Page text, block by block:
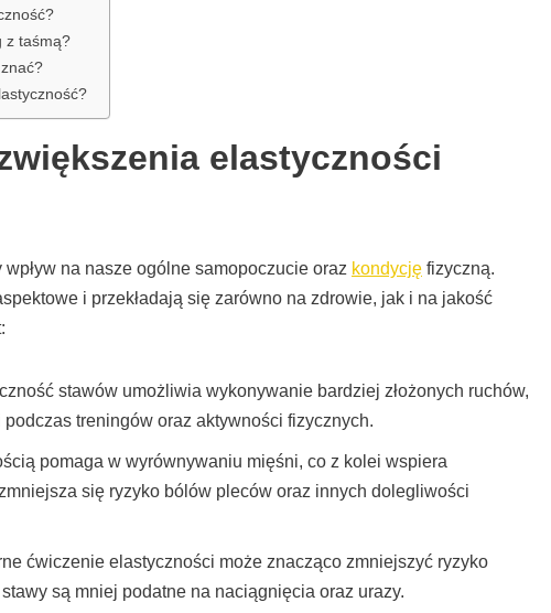
z taśmą?
elastyczności
na nasze ogólne samopoczucie oraz kondycję fizyczną.
i przekładają się zarówno na zdrowie, jak i na jakość
stawów umożliwia wykonywanie bardziej złożonych ruchów,
treningów oraz aktywności fizycznych.
pomaga w wyrównywaniu mięśni, co z kolei wspiera
się ryzyko bólów pleców oraz innych dolegliwości
ćwiczenie elastyczności może znacząco zmniejszyć ryzyko
są mniej podatne na naciągnięcia oraz urazy.